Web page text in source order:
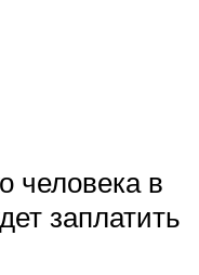
человека в
заплатить